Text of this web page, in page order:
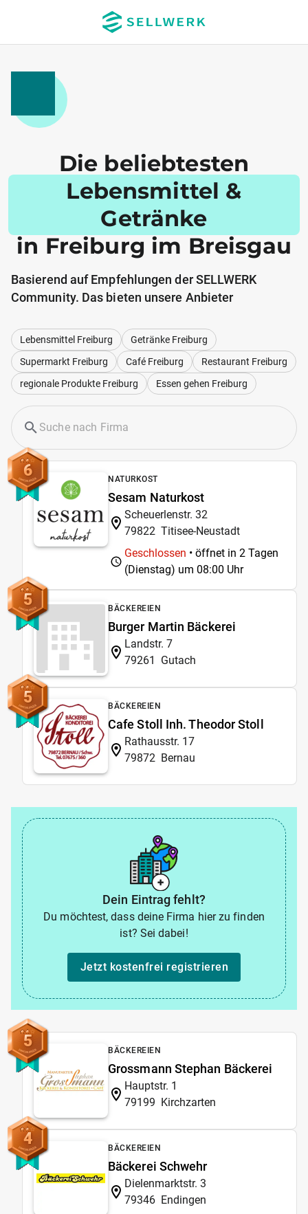
Die beliebtesten
Lebensmittel &
Getränke
in Freiburg im Breisgau
Basierend auf Empfehlungen der SELLWERK
Community. Das bieten unsere Anbieter
Lebensmittel Freiburg
Getränke Freiburg
Supermarkt Freiburg
Café Freiburg
Restaurant Freiburg
regionale Produkte Freiburg
Essen gehen Freiburg
6 NATURKOST
Sesam Naturkost
Scheuerlenstr. 32
79822 Titisee-Neustadt
Geschlossen • öffnet in 2 Tagen
(Dienstag) um 08:00 Uhr
5 BÄCKEREIEN
Burger Martin Bäckerei
Landstr. 7
79261
Gutach
5 BÄCKEREIEN
Cafe Stoll Inh. Theodor Stoll
Rathausstr. 17
79872 Bernau
Dein Eintrag fehlt?
Du möchtest, dass deine Firma hier zu finden
ist? Sei dabei!
Jetzt kostenfrei registrieren
5 BÄCKEREIEN
Grossmann Stephan Bäckerei
Hauptstr. 1
79199 Kirchzarten
4 BÄCKEREIEN
Bäckerei Schwehr
Dielenmarktstr. 3
79346 Endingen